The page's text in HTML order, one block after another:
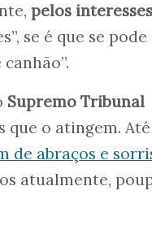
pelos interesses
se é que se pode
Supremo Tribunal
que o atingem. Até
de abraços e
atualmente,